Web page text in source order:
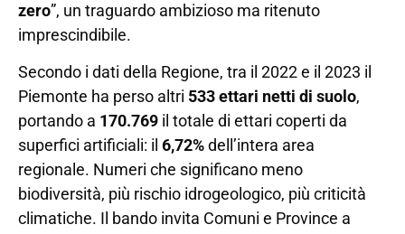
zero”, un traguardo ambizioso ma ritenuto
imprescindibile.
Secondo i dati della Regione, tra il 2022 e il 2023 il
Piemonte ha perso altri 533 ettari netti di suolo,
portando a 170.769 il totale di ettari coperti da
superfici artificiali: il 6,72%dell’intera area
regionale. Numeri che significano meno
biodiversità, più rischio idrogeologico, più criticità
climatiche. Il bando invita Comuni e Province a